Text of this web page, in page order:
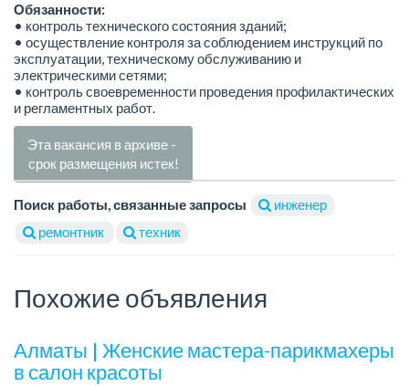
Обязанности:
• контроль технического состояния зданий;
• осуществление контроля за соблюдением инструкций по
эксплуатации, техническому обслуживанию и
электрическими сетями;
• контроль своевременности проведения профилактических
и регламентных работ.
Эта вакансия в архиве -
срок размещения истек!
Поиск работы, связанные запросы
инженер
ремонтник
техник
Похожие объявления
Алматы | Женские мастера-парикмахеры
в салон красоты